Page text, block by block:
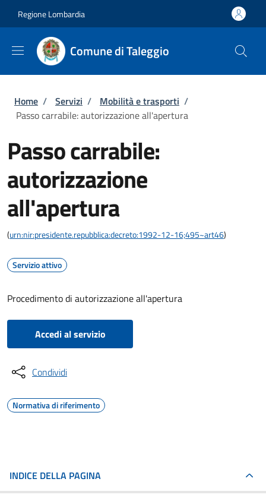
Regione Lombardia
Comune di Taleggio
Briciole di pane
Home / Servizi / Mobilità e trasporti /
Passo carrabile: autorizzazione all'apertura
Passo carrabile:
autorizzazione
all'apertura
(urn:nir:presidente.repubblica:decreto:1992-12-16;495~art46)
Servizio attivo
Procedimento di autorizzazione all'apertura
Accedi al servizio
Condividi
Normativa di riferimento
INDICE DELLA PAGINA